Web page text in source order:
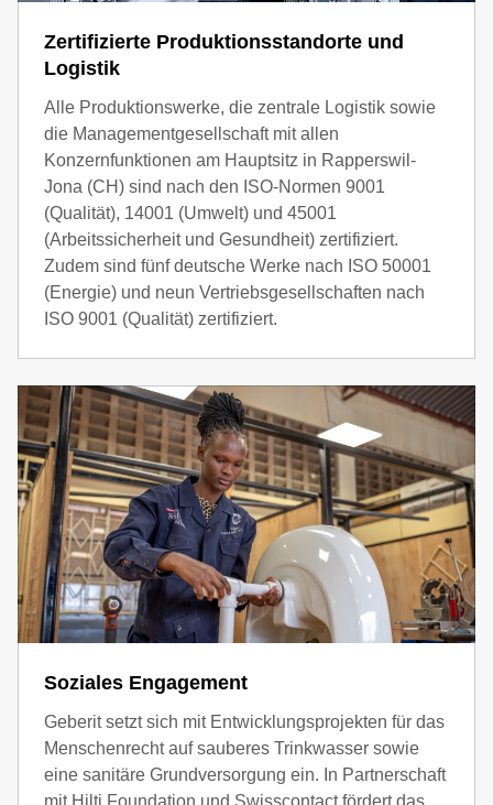
Zertifizierte Produktionsstandorte und
Logistik
Alle Produktionswerke, die zentrale Logistik sowie
die Managementgesellschaft mit allen
Konzernfunktionen am Hauptsitz in Rapperswil-
Jona (CH) sind nach den ISO-Normen 9001
(Qualität), 14001 (Umwelt) und 45001
(Arbeitssicherheit und Gesundheit) zertifiziert.
Zudem sind fünf deutsche Werke nach ISO 50001
(Energie) und neun Vertriebsgesellschaften nach
ISO 9001 (Qualität) zertifiziert.
Soziales Engagement
Geberit setzt sich mit Entwicklungsprojekten für das
Menschenrecht auf sauberes Trinkwasser sowie
eine sanitäre Grundversorgung ein. In Partnerschaft
mit Hilti Foundation und Swisscontact fördert das